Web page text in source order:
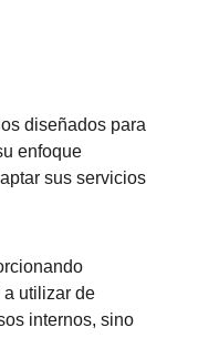
diseñados para
enfoque
sus servicios
utilizar de
internos, sino